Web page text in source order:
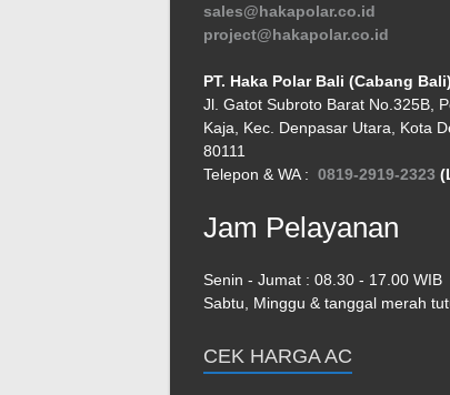
sales@hakapolar.co.id
project@hakapolar.co.id
PT. Haka Polar Bali (Cabang Bali)
Jl. Gatot Subroto Barat No.325B,
Kaja, Kec. Denpasar Utara, Kota
80111
Telepon & WA : 0819-2919-2323
Jam Pelayanan
Senin - Jumat : 08.30 - 17.00 WIB
Sabtu, Minggu & tanggal merah
CEK HARGA AC